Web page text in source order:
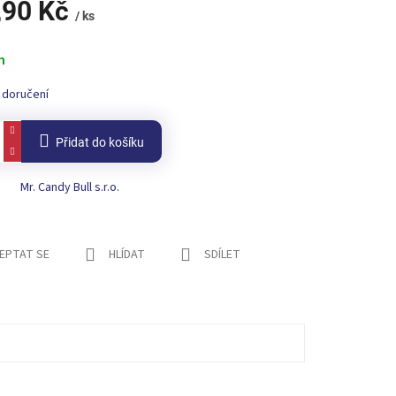
Kč / ks
Přidat do košíku
Mr. Candy Bull s.r.o.
SE HLÍDAT SDÍLET